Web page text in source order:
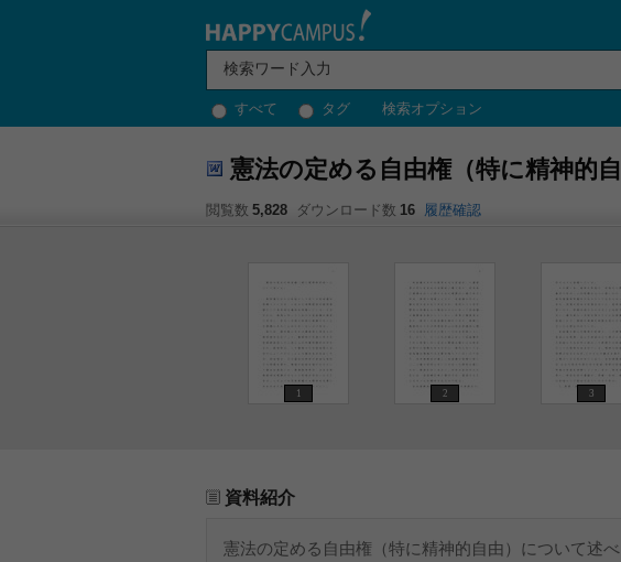
すべて タグ 検索オプション
憲法の定める自由権（特に精神的
閲覧数 5,828 ダウンロード数 16 履歴確認
1 2 3
資料紹介
憲法の定める自由権（特に精神的自由）について述べ